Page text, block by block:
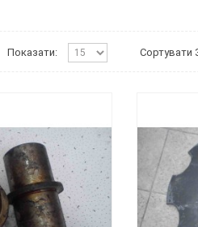
Сортувати
Показати: